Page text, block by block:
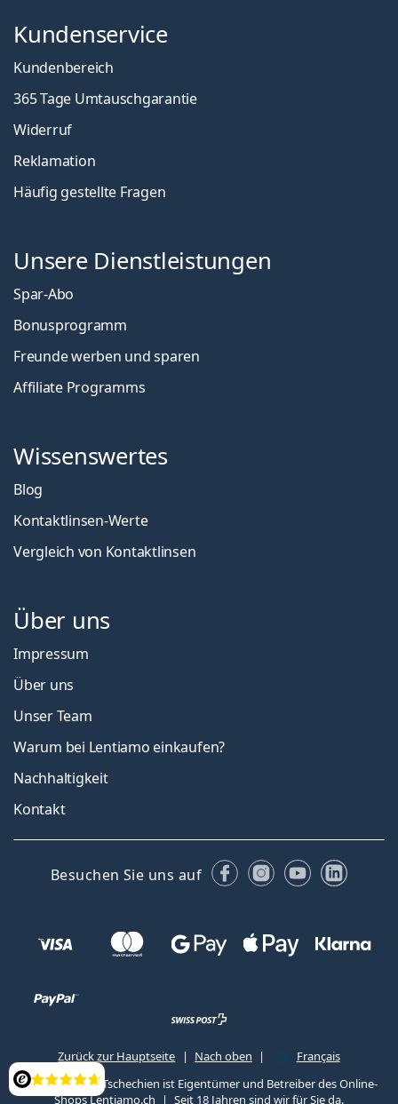
Bewertung
Kundenservice
Kundenbereich
365 Tage Umtauschgarantie
Widerruf
Reklamation
Häufig gestellte Fragen
Unsere Dienstleistungen
Spar-Abo
Bonusprogramm
Freunde werben und sparen
Affiliate Programms
Wissenswertes
Blog
Kontaktlinsen-Werte
Vergleich von Kontaktlinsen
Über uns
Impressum
Über uns
Unser Team
Warum bei Lentiamo einkaufen?
Nachhaltigkeit
Kontakt
Besuchen Sie uns auf FacebookInstagram
YouTube
Zurück zur Hauptseite Nach oben
Français
Lentiamo s.r.o., Tschechien ist Eigentümer und Betreiber des Online-
Shops Lentiamo.ch
Seit 18 Jahren sind wir für Sie da.